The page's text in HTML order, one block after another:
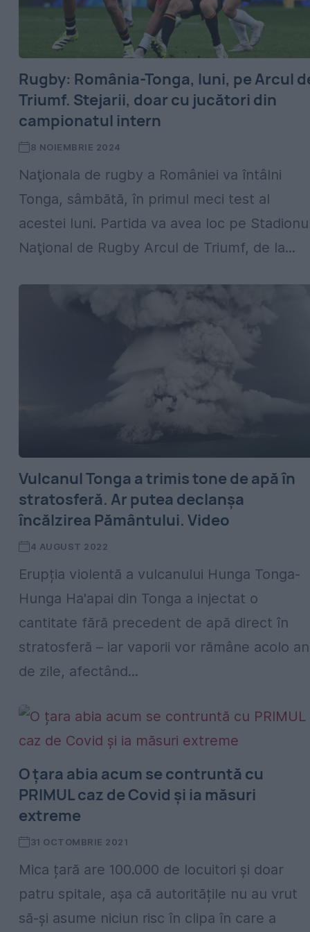
Rugby: România-Tonga, luni, pe Arcul
Triumf. Stejarii, doar cu jucători din
campionatul intern
8 NOIEMBRIE 2024
Naţionala de rugby a României va întâlni
Tonga, sâmbătă, în primul meci test al
acestei luni. Partida va avea loc pe
Naţional de Rugby Arcul de Triumf, de la...
Vulcanul Tonga a trimis tone de apă în
stratosferă. Ar putea declanșa
încălzirea Pământului. Video
4 AUGUST 2022
Erupția violentă a vulcanului Hunga Tonga-
Hunga Ha'apai din Tonga a injectat o
cantitate fără precedent de apă direct în
stratosferă – iar vaporii vor rămâne acolo
de zile, afectând...
O țara abia acum se contruntă cu
PRIMUL caz de Covid și ia măsuri
extreme
31 OCTOMBRIE 2021
Mica țară are 100.000 de locuitori și doar
patru spitale, așa că autoritățile nu au vrut
să-și asume niciun risc în clipa în care a